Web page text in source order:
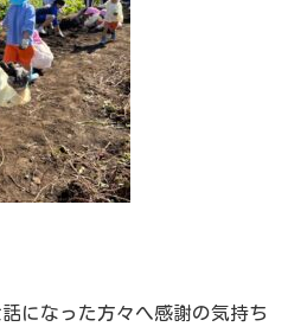
になった方々へ感謝の気持ち